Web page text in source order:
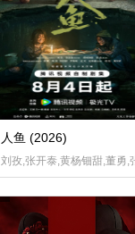
人鱼 (2026)
刘孜,张开泰,黄杨钿甜,董勇,